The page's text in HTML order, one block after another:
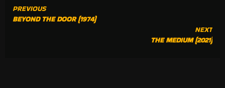
CONTINUE
READING
PREVIOUS
BEYOND THE DOOR (1974)
NEXT
THE MEDIUM (2021)